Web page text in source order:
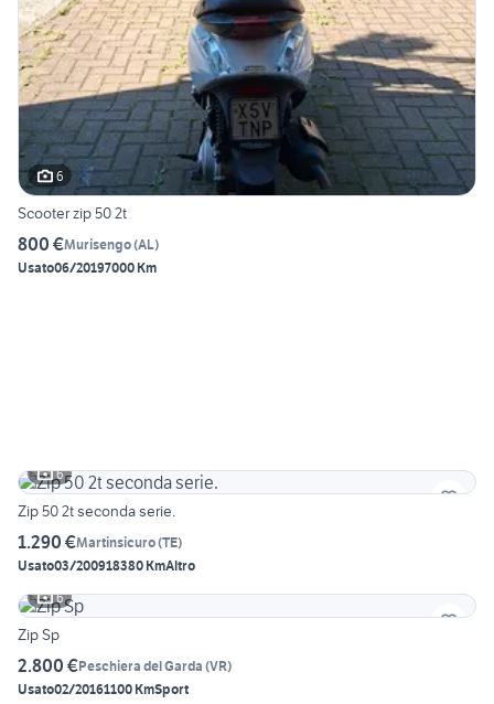
6
Scooter zip 50 2t
800 €Murisengo(AL)
Usato06/20197000 Km
6
Zip 50 2t seconda serie.
1.290 €Martinsicuro(TE)
Usato03/200918380 KmAltro
6
Zip Sp
2.800 €Peschiera del Garda (VR)
Usato02/20161100 KmSport